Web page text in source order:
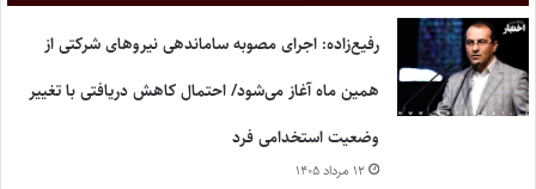
رفیع‌زاده: اجرای مصوبه ساماندهی نیروهای شرکتی از
همین ماه آغاز می‌شود/ احتمال کاهش دریافتی با تغییر
وضعیت استخدامی فرد
۱۲ مرداد ۱۴۰۵